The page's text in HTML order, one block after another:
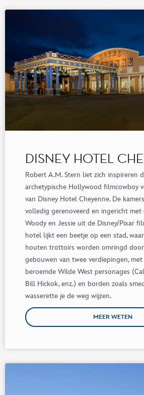
DISNEY HOTEL
Robert A.M. Stern liet zich inspireren
archetypische Hollywood filmcowboy
van Disney Hotel Cheyenne. De
volledig gerenoveerd en ingericht met
Woody en Jessie uit de Disney/Pixar
hotel lijkt een beetje op een stad,
houten trottoirs worden omringd door
gebouwen van twee verdiepingen,
beroemde Wilde West personages (
Bill Hickok, enz.) en borden zoals
wasserette je de weg wijzen.
MEER WETEN